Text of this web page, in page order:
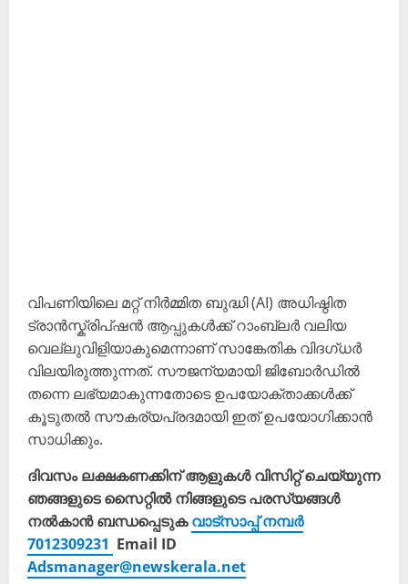
വിപണിയിലെ മറ്റ് നിർമ്മിത ബുദ്ധി (AI) അധിഷ്ഠിത
ട്രാൻസ്ക്രിപ്ഷൻ ആപ്പുകൾക്ക് റാംബ്ലർ വലിയ
വെല്ലുവിളിയാകുമെന്നാണ് സാങ്കേതിക വിദഗ്ധർ
വിലയിരുത്തുന്നത്. സൗജന്യമായി ജിബോർഡിൽ
തന്നെ ലഭ്യമാകുന്നതോടെ ഉപയോക്താക്കൾക്ക്
കൂടുതൽ സൗകര്യപ്രദമായി ഇത് ഉപയോഗിക്കാൻ
സാധിക്കും.
ദിവസം ലക്ഷകണക്കിന് ആളുകൾ വിസിറ്റ് ചെയ്യുന്ന
ഞങ്ങളുടെ സൈറ്റിൽ നിങ്ങളുടെ പരസ്യങ്ങൾ
നൽകാൻ ബന്ധപ്പെടുകവാട്സാപ്പ് നമ്പർ
7012309231 Email ID
Adsmanager@newskerala.net